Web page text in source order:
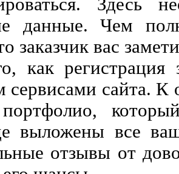
Здесь
данные. Чем
заказчик вас
как регистрация
сервисами сайта. К
выложены все
отзывы от